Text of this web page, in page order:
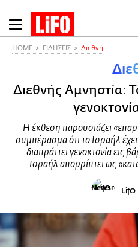
Παράκαμψη
προς
HOME ΕΙΔΗΣΕΙΣ Διεθνή
Διεθνής Αμνηστία:
Η έκθεση παρουσιάζει
συμπέρασμα ότι το Ισραήλ
διαπράττει γενοκτονία εις
Ισραήλ απορρίπτει ως
LifO